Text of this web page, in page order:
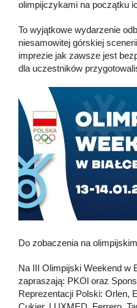
olimpijczykami na początku
To wyjątkowe wydarzenie
niesamowitej górskiej
imprezie jak zawsze jest
dla uczestników
Do zobaczenia na
Na III Olimpijski Weekend w
zapraszają: PKOl oraz
Reprezentacji Polski: Orlen,